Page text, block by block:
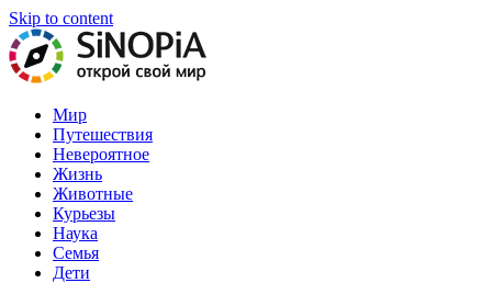
Skip to content
На нашем портале вы найдете самые интересные статьи обо
всем в мире!
Мир
Путешествия
Невероятное
Жизнь
Животные
Курьезы
Наука
Семья
Дети